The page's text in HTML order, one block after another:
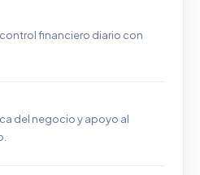
financiero diario con
del negocio y apoyo al